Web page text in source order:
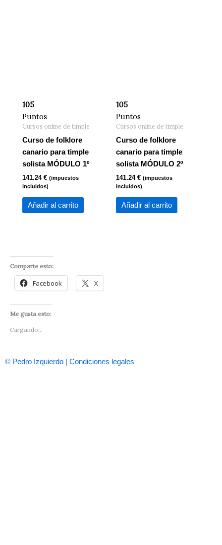
105
Puntos
Cursos online de timple
Curso de folklore
canario para timple
solista MÓDULO 1º
141.24 € (impuestos
incluidos)
Añadir al carrito
105
Puntos
Cursos online de timple
Curso de folklore
canario para timple
solista MÓDULO 2º
141.24 € (impuestos
incluidos)
Añadir al carrito
Comparte esto:
Facebook X
Me gusta esto:
Cargando...
© Pedro Izquierdo | Condiciones legales